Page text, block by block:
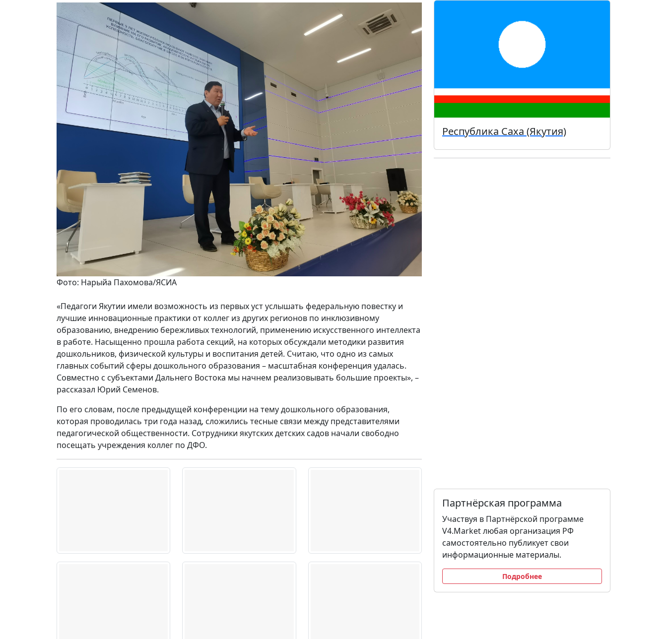
Фото: Нарыйа Пахомова/ЯСИА
«Педагоги Якутии имели возможность из первых уст услышать федеральную повестку и
лучшие инновационные практики от коллег из других регионов по инклюзивному
образованию, внедрению бережливых технологий, применению искусственного интеллекта
в работе. Насыщенно прошла работа секций, на которых обсуждали методики развития
дошкольников, физической культуры и воспитания детей. Считаю, что одно из самых
главных событий сферы дошкольного образования – масштабная конференция удалась.
Совместно с субъектами Дальнего Востока мы начнем реализовывать большие проекты», –
рассказал Юрий Семенов.
По его словам, после предыдущей конференции на тему дошкольного образования,
которая проводилась три года назад, сложились тесные связи между представителями
педагогической общественности. Сотрудники якутских детских садов начали свободно
посещать учреждения коллег по ДФО.
Республика Саха (Якутия)
Партнёрская программа
Участвуя в Партнёрской программе
V4.Market любая организация РФ
самостоятельно публикует свои
информационные материалы.
Подробнее